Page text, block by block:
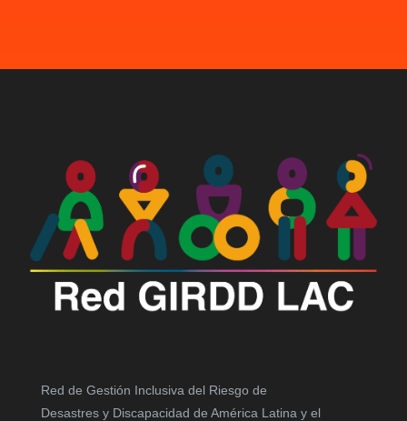
Red de Gestión Inclusiva del Riesgo de
Desastres y Discapacidad de América Latina y el